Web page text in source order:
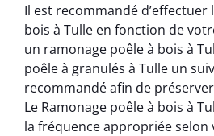
Il est recommandé d’effectuer
bois à Tulle en fonction de
un ramonage poêle à bois à
poêle à granulés à Tulle un
recommandé afin de
Le Ramonage poêle à bois à
la fréquence appropriée selon